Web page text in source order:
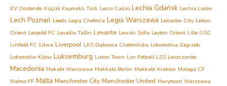
KV Oostende Küçük Kaymaklı Türk Lecco Calcio Lechia Gdańsk Lechia Lwów
Lech Poznań Leeds Legia Chełmża Legia Warszawa Leicester City Leiton
Orient Leopold FC Levadia Tallin Levante Lewski Sofia Leyton Orient Lille OSC
Linfield FC Litwa Liverpool LKS Dąbrowa Chełmińska Lokomotiva Zagrzeb
Lokomotiw Kijów Luksemburg Luton Town Lyn Fotball LZS Leszczyniec
Macedonia Makabi Warszawa Makkabi Berlin Makkabi Kraków Malaga CF
Malmo FF Malta Manchester City Manchester United Marymont Warszawa